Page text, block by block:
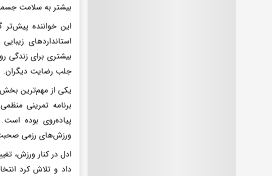
بیشتر به سلامت
این خواننده
استانداردهای
بیشتری برای زندگی
جلب رضایت دیگران.
یکی از مهم‌ترین
برنامه تمرینی
پیاده‌روی بوده
ورزش‌های رزمی
ادل در کنار ورزش،
داد و تلاش کرد